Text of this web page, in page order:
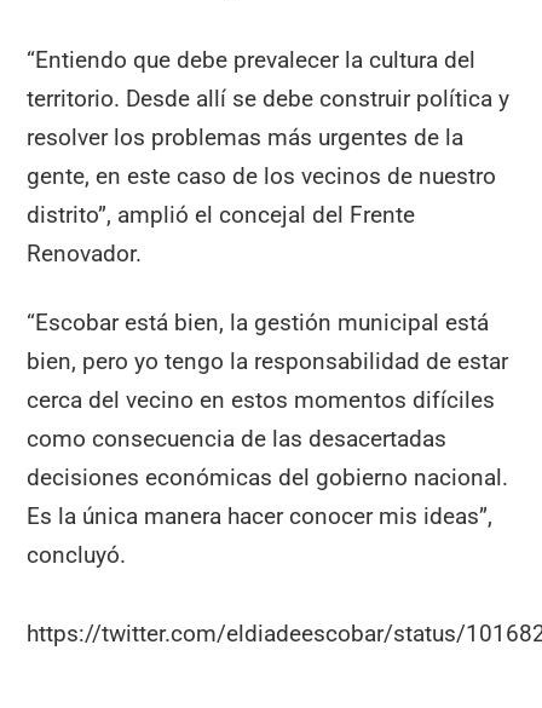
“Entiendo que debe prevalecer la cultura del
territorio. Desde allí se debe construir política y
resolver los problemas más urgentes de la
gente, en este caso de los vecinos de nuestro
distrito”, amplió el concejal del Frente
Renovador.
“Escobar está bien, la gestión municipal está
bien, pero yo tengo la responsabilidad de estar
cerca del vecino en estos momentos difíciles
como consecuencia de las desacertadas
decisiones económicas del gobierno nacional.
Es la única manera hacer conocer mis ideas”,
concluyó.
https://twitter.com/eldiadeescobar/status/